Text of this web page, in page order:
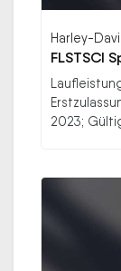
Harley-
FLSTSCI
2023;